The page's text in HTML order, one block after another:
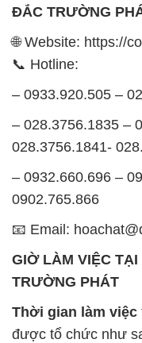
ĐẮC TRƯỜNG
🌐 Website: https://
📞 Hotline:
– 0933.920.505 –
– 028.3756.1835 –
028.3756.1841-
– 0932.660.696 –
0902.765.866
📧 Email:
GIỜ LÀM VIỆC
TRƯỜNG PHÁT
Thời gian làm việc
được tổ chức như